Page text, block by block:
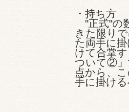
・持ち方
"正式"の
きた限り
た両手に
けて合掌
ついて②」
点から、
手に掛け